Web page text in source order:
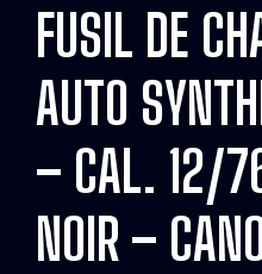
FUSIL DE
AUTO
– CAL. 12/
NOIR –